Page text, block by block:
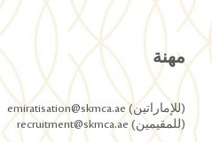
مهنة
(للإماراتين) emiratisation@skmca.ae
(للمقيمين) recruitment@skmca.ae